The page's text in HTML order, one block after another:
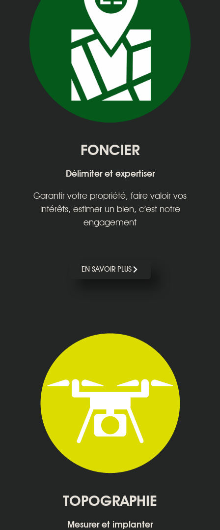
FONCIER
Délimiter et expertiser
Garantir votre propriété, faire valoir vos
intérêts, estimer un bien, c’est notre
engagement
EN SAVOIR PLUS
TOPOGRAPHIE
Mesurer et implanter